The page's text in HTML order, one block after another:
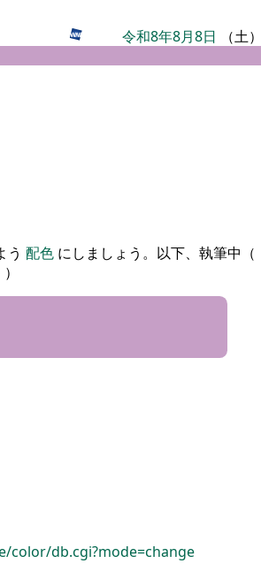
令和8年8月8日 （土）
う 配色 にしましょう。以下、執筆中（
）
color/db.cgi?mode=change